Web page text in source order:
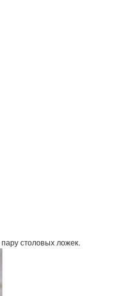
столовых ложек.